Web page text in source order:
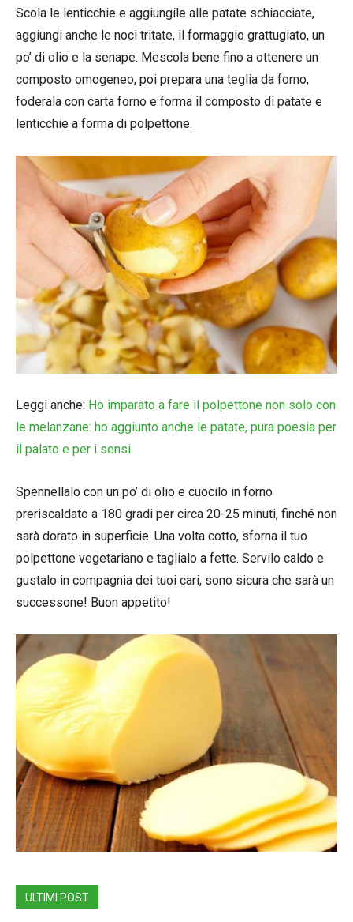
Scola le lenticchie e aggiungile alle patate schiacciate,
aggiungi anche le noci tritate, il formaggio grattugiato, un
po’ di olio e la senape. Mescola bene fino a ottenere un
composto omogeneo, poi prepara una teglia da forno,
foderala con carta forno e forma il composto di patate e
lenticchie a forma di polpettone.
Leggi anche: Ho imparato a fare il polpettone non solo con
le melanzane: ho aggiunto anche le patate, pura poesia per
il palato e per i sensi
Spennellalo con un po’ di olio e cuocilo in forno
preriscaldato a 180 gradi per circa 20-25 minuti, finché non
sarà dorato in superficie. Una volta cotto, sforna il tuo
polpettone vegetariano e taglialo a fette. Servilo caldo e
gustalo in compagnia dei tuoi cari, sono sicura che sarà un
successone! Buon appetito!
ULTIMI POST